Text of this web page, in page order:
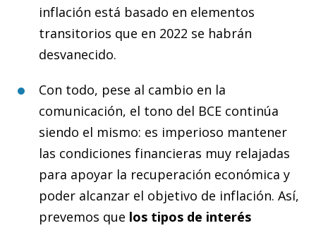
inflación está basado en elementos
transitorios que en 2022 se habrán
desvanecido.
Con todo, pese al cambio en la
comunicación, el tono del BCE continúa
siendo el mismo: es imperioso mantener
las condiciones financieras muy relajadas
para apoyar la recuperación económica y
poder alcanzar el objetivo de inflación. Así,
prevemos que los tipos de interés